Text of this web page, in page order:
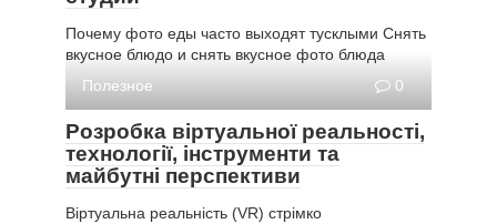
Почему фото еды часто выходят тусклыми Снять
вкусное блюдо и снять вкусное фото блюда
Полезное
0
Розробка віртуальної реальності,
технології, інструменти та
майбутні перспективи
Віртуальна реальність (VR) стрімко